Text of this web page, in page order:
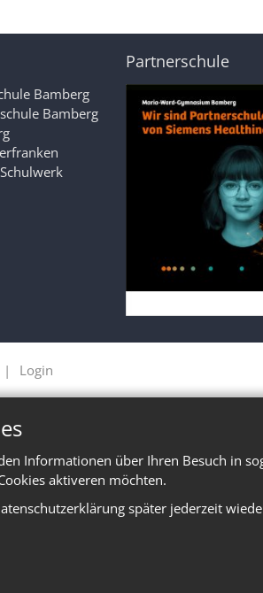
Informationen über Ihren Besuch in
aktiveren möchten.
später jederzeit
Bamberg
Bamberg
Partnerschule
Login